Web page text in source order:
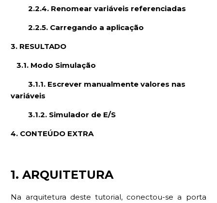
2.2.4. Renomear variáveis referenciadas
2.2.5. Carregando a aplicação
3. RESULTADO
3.1. Modo Simulação
3.1.1. Escrever manualmente valores nas
variáveis
3.1.2. Simulador de E/S
4. CONTEÚDO EXTRA
1. ARQUITETURA
Na arquitetura deste tutorial, conectou-se a porta